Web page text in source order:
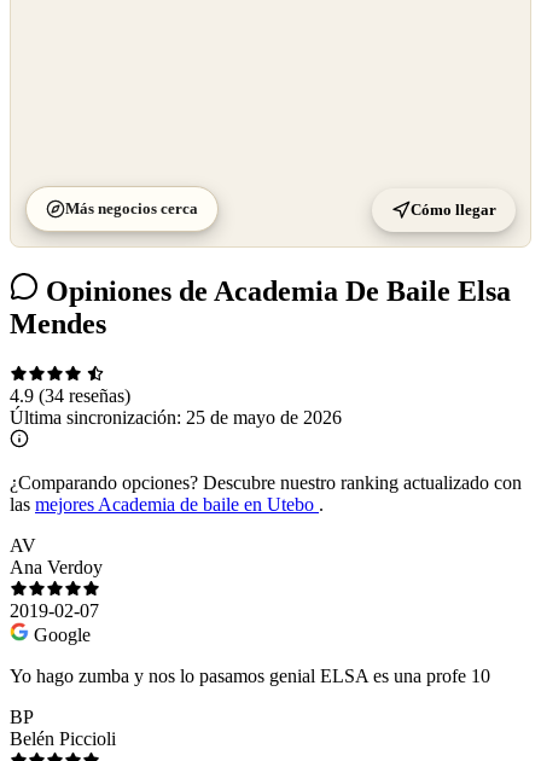
Más negocios cerca Cómo llegar
Opiniones de Academia De Baile Elsa
Mendes
4.9 (34 reseñas)
Última sincronización: 25 de mayo de 2026
¿Comparando opciones? Descubre nuestro ranking actualizado con
las mejores Academia de baile en Utebo .
AV
Ana Verdoy
2019-02-07
Google
Yo hago zumba y nos lo pasamos genial ELSA es una profe 10
BP
Belén Piccioli